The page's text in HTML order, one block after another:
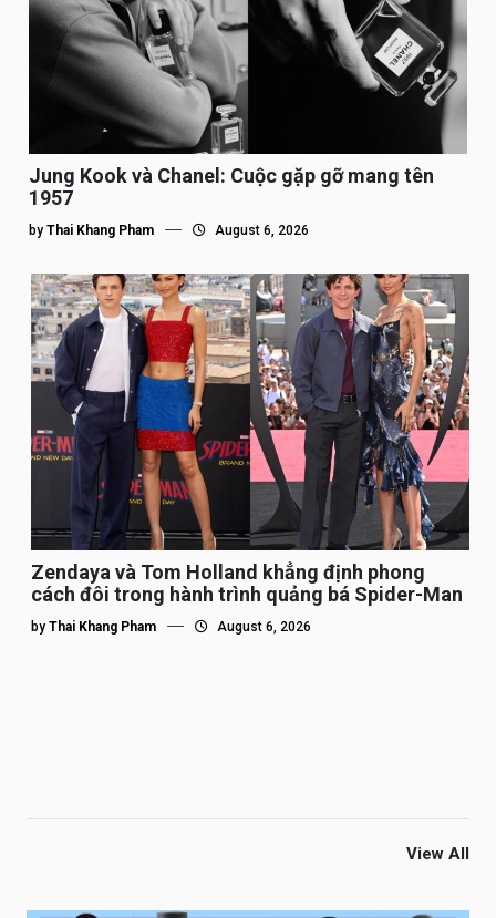
Jung Kook và Chanel: Cuộc gặp gỡ mang tên
1957
by Thai Khang Pham August 6, 2026
Zendaya và Tom Holland khẳng định phong
cách đôi trong hành trình quảng bá Spider-Man
by Thai Khang Pham August 6, 2026
View All